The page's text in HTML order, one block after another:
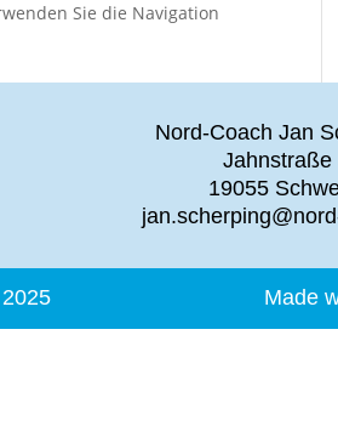
Sie die Navigation
Nord-Coach Jan
Jahnstraße
19055
Made